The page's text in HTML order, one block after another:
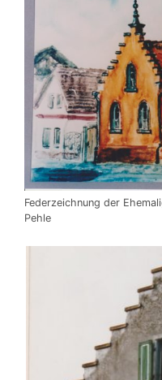
Federzeichnung der
Pehle